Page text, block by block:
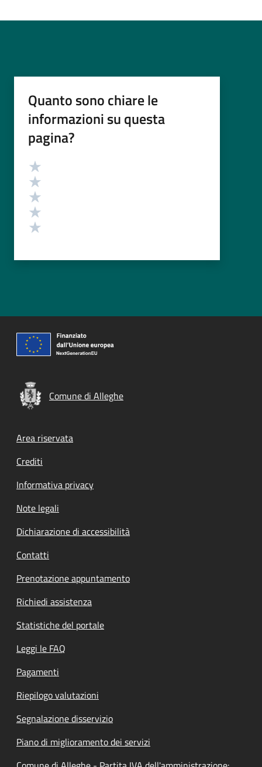
Quanto sono chiare le
informazioni su questa
pagina?
Valutazione
Comune di Alleghe
Footer menu
Area riservata
Crediti
Informativa privacy
Note legali
Dichiarazione di accessibilità
Contatti
Prenotazione appuntamento
Richiedi assistenza
Statistiche del portale
Leggi le FAQ
Pagamenti
Riepilogo valutazioni
Segnalazione disservizio
Piano di miglioramento dei servizi